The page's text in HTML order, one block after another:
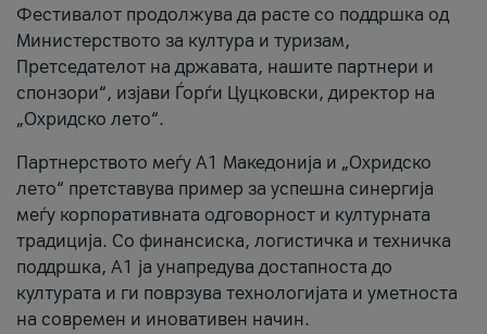
Фестивалот продолжува да расте со поддршка од
Министерството за култура и туризам,
Претседателот на државата, нашите партнери и
спонзори“, изјави Ѓорѓи Цуцковски, директор на
„Охридско лето“.
Партнерството меѓу A1 Македонија и „Охридско
лето“ претставува пример за успешна синергија
меѓу корпоративната одговорност и културната
традиција. Со финансиска, логистичка и техничка
поддршка, A1 ја унапредува достапноста до
културата и ги поврзува технологијата и уметноста
на современ и иновативен начин.